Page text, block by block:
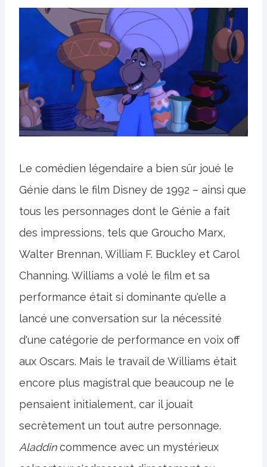
Le comédien légendaire a bien sûr joué le
Génie dans le film Disney de 1992 – ainsi que
tous les personnages dont le Génie a fait
des impressions, tels que Groucho Marx,
Walter Brennan, William F. Buckley et Carol
Channing. Williams a volé le film et sa
performance était si dominante qu'elle a
lancé une conversation sur la nécessité
d'une catégorie de performance en voix off
aux Oscars. Mais le travail de Williams était
encore plus magistral que beaucoup ne le
pensaient initialement, car il jouait
secrètement un tout autre personnage.
Aladdincommence avec un mystérieux